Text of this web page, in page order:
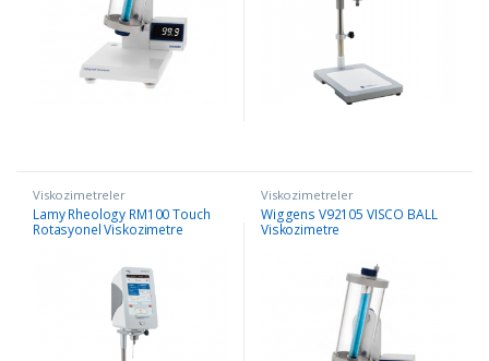
Viskozimetreler
Lamy Rheology RM100 Touch
Rotasyonel Viskozimetre
Viskozimetreler
Wiggens V92105 VISCO BALL
Viskozimetre